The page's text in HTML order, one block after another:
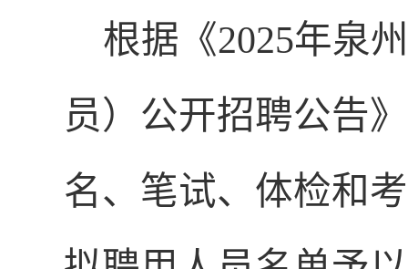
根据《2025年泉
员）公开招聘公告
名、笔试、体检和